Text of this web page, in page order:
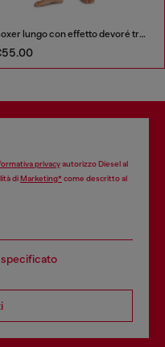
Boxer lungo con effetto devoré trasparente
privacyautorizzo Diesel al
diMarketing*come descritto al
specificato